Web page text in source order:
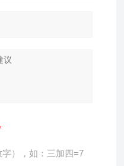
），如：三加四=7